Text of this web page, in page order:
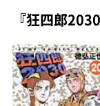
『狂四郎2030